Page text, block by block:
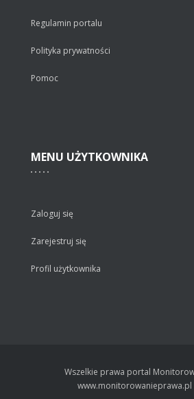
Regulamin portalu
Polityka prywatności
Pomoc
MENU UŻYTKOWNIKA
Zaloguj się
Zarejestruj się
Profil użytkownika
Wszelkie prawa portal
www.monitorowanieprawa.pl